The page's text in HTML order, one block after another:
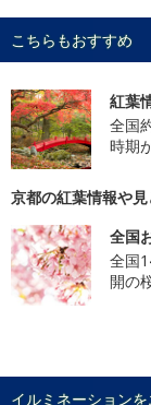
こちらもおすすめ
紅葉
全国
時期
京都の紅葉情報や
全国
全国
開の
イルミネーション